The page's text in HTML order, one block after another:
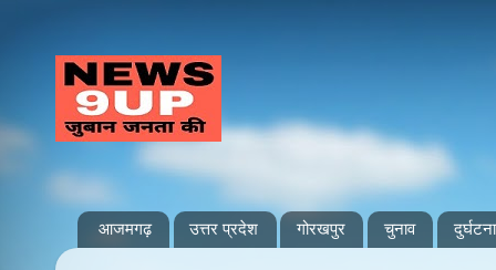
आजमगढ़ उत्तर प्रदेश गोरखपुर चुनाव दुर्घटना